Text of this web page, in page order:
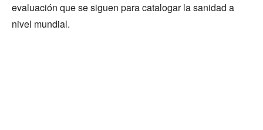
evaluación que se siguen para catalogar la sanidad a
nivel mundial.